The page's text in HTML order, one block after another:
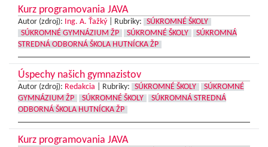
Kurz programovania JAVA
Autor (zdroj): Ing. A. Ťažký Rubriky:
SÚKROMNÉ ŠKOLY
SÚKROMNÉ GYMNÁZIUM ŽP
SÚKROMNÉ ŠKOLY
SÚKROMNÁ
STREDNÁ ODBORNÁ ŠKOLA HUTNÍCKA ŽP
Úspechy našich gymnazistov
Autor (zdroj): Redakcia Rubriky: SÚKROMNÉ ŠKOLY
SÚKROMNÉ
GYMNÁZIUM ŽP
SÚKROMNÉ ŠKOLY
SÚKROMNÁ STREDNÁ
ODBORNÁ ŠKOLA HUTNÍCKA ŽP
Kurz programovania JAVA